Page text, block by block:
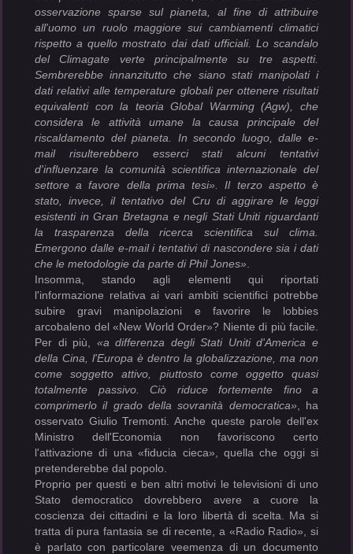
osservazione sparse sul pianeta, al fine di attribuire
all'uomo un ruolo maggiore sui cambiamenti climatici
rispetto a quello mostrato dai dati ufficiali. Lo scandalo
del Climagate verte principalmente su tre aspetti.
Sembrerebbe innanzitutto che siano stati manipolati i
dati relativi alle temperature globali per ottenere risultati
equivalenti con la teoria Global Warming (Agw), che
considera le attività umane la causa principale del
riscaldamento del pianeta. In secondo luogo, dalle e-
mail risulterebbero esserci stati alcuni tentativi
d'influenzare la comunità scientifica internazionale del
settore a favore della prima tesi». Il terzo aspetto è
stato, invece, il tentativo del Cru di aggirare le leggi
esistenti in Gran Bretagna e negli Stati Uniti riguardanti
la trasparenza della ricerca scientifica sul clima.
Emergono dalle e-mail i tentativi di nascondere sia i dati
che le metodologie da parte di Phil Jones»
Insomma, stando agli elementi qui riportati
l'informazione relativa ai vari ambiti scientifici potrebbe
subire gravi manipolazioni e favorire le lobbies
arcobaleno del «New World Order»? Niente di più facile.
Per di più, «a differenza degli Stati Uniti d'America e
della Cina, l'Europa è dentro la globalizzazione, ma non
come soggetto attivo, piuttosto come oggetto quasi
totalmente passivo. Ciò riduce fortemente fino a
comprimerlo il grado della sovranità democratica» , ha
osservato Giulio Tremonti. Anche queste parole dell'ex
Ministro dell'Economia non favoriscono certo
l'attivazione di una «fiducia cieca», quella che oggi si
pretenderebbe dal popolo.
Proprio per questi e ben altri motivi le televisioni di uno
Stato democratico dovrebbero avere a cuore la
coscienza dei cittadini e la loro libertà di scelta. Ma si
tratta di pura fantasia se di recente, a «Radio Radio», si
è parlato con particolare veemenza di un documento